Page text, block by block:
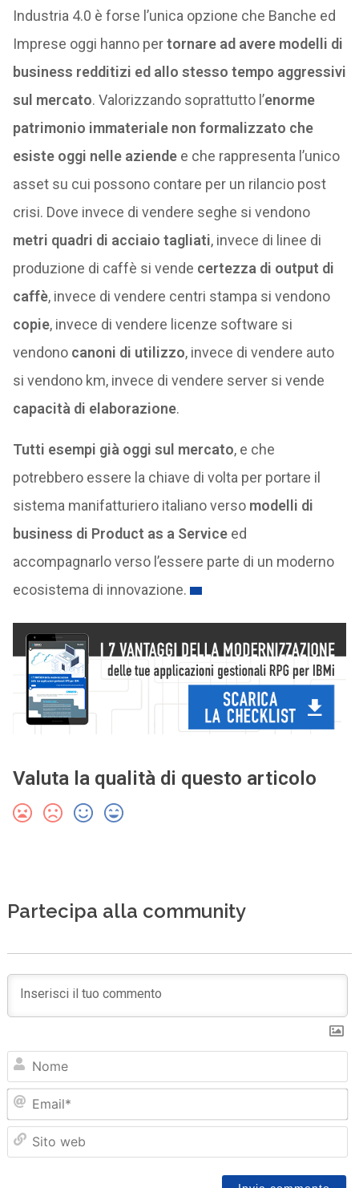
Industria 4.0 è forse l’unica opzione che Banche ed
Imprese oggi hanno pertornare ad avere modelli di
business redditizi ed allo stesso tempo aggressivi
sul mercato. Valorizzando soprattutto l’enorme
patrimonio immateriale non formalizzato che
esiste oggi nelle aziendee che rappresenta l’unico
asset su cui possono contare per un rilancio post
crisi. Dove invece di vendere seghe si vendono
metri quadri di acciaio tagliati, invece di linee di
produzione di caffè si vende certezza di output di
caffè, invece di vendere centri stampa si vendono
copie, invece di vendere licenze software si
vendono canoni di utilizzo, invece di vendere auto
si vendono km, invece di vendere server si vende
capacità di elaborazione.
Tutti esempi già oggi sul mercato, e che
potrebbero essere la chiave di volta per portare il
sistema manifatturiero italiano versomodelli di
business di Product as a Serviceed
accompagnarlo verso l’essere parte di un moderno
ecosistema di innovazione.
Valuta la qualità di questo articolo
Partecipa alla community